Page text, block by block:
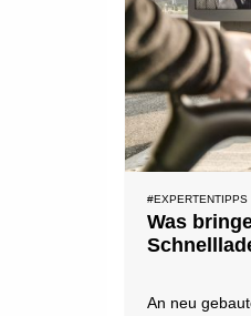
#EXPERTENTIPPS
Was
An neu